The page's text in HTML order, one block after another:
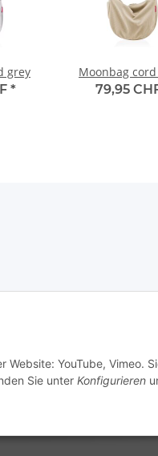
grey
*
Moonbag
79,95
Website: YouTube, Vimeo.
Sie unter Konfigurieren